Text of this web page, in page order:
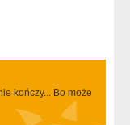
kończy... Bo może